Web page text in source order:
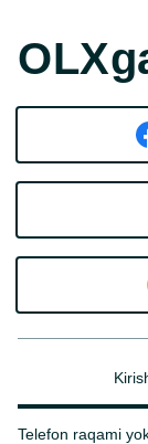
Telefon raqami